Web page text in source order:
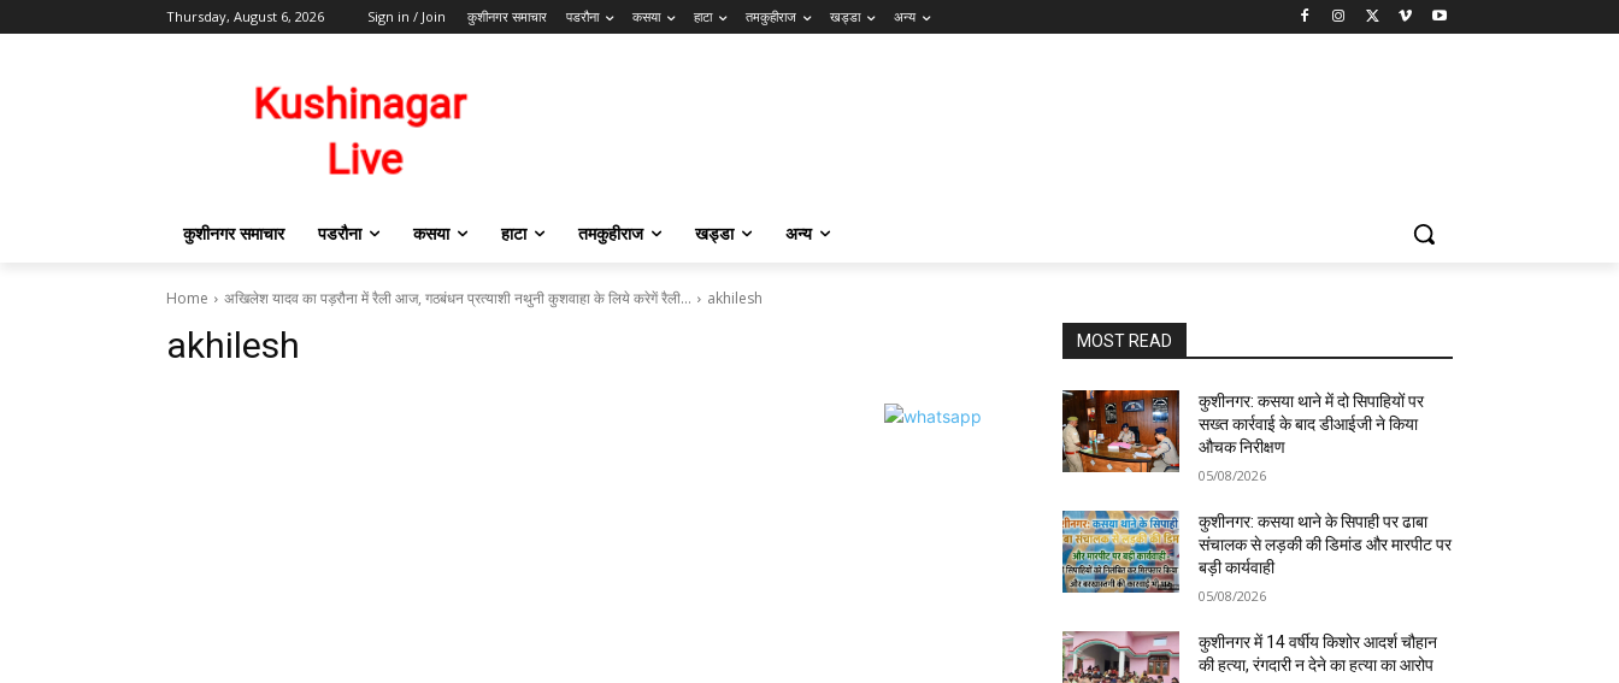
Thursday, August 6, 2026 Sign in / Join कुशीनगर समाचार पडरौना कसया हाटा तमकुहीराज खड्डा अन्य
कुशीनगर समाचार पडरौना कसया हाटा तमकुहीराज खड्डा अन्य
Home अखिलेश यादव का पड़रौना में रैली आज, गठबंधन प्रत्याशी नथुनी कुशवाहा के लिये करेगें रैली… akhilesh
akhilesh MOST READ
कुशीनगर: कसया थाने में दो सिपाहियों पर
सख्त कार्रवाई के बाद डीआईजी ने किया
औचक निरीक्षण
05/08/2026
कुशीनगर: कसया थाने के सिपाही पर ढाबा
संचालक से लड़की की डिमांड और मारपीट पर
बड़ी कार्यवाही
05/08/2026
कुशीनगर में 14 वर्षीय किशोर आदर्श चौहान
की हत्या, रंगदारी न देने का हत्या का आरोप